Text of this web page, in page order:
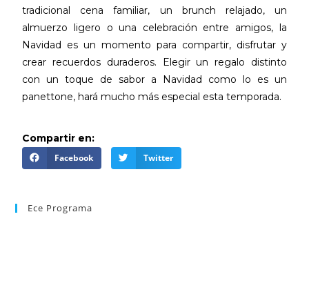
tradicional cena familiar, un brunch relajado, un
almuerzo ligero o una celebración entre amigos, la
Navidad es un momento para compartir, disfrutar y
crear recuerdos duraderos. Elegir un regalo distinto
con un toque de sabor a Navidad como lo es un
panettone, hará mucho más especial esta temporada.
Compartir en:
Facebook Twitter
Ece Programa